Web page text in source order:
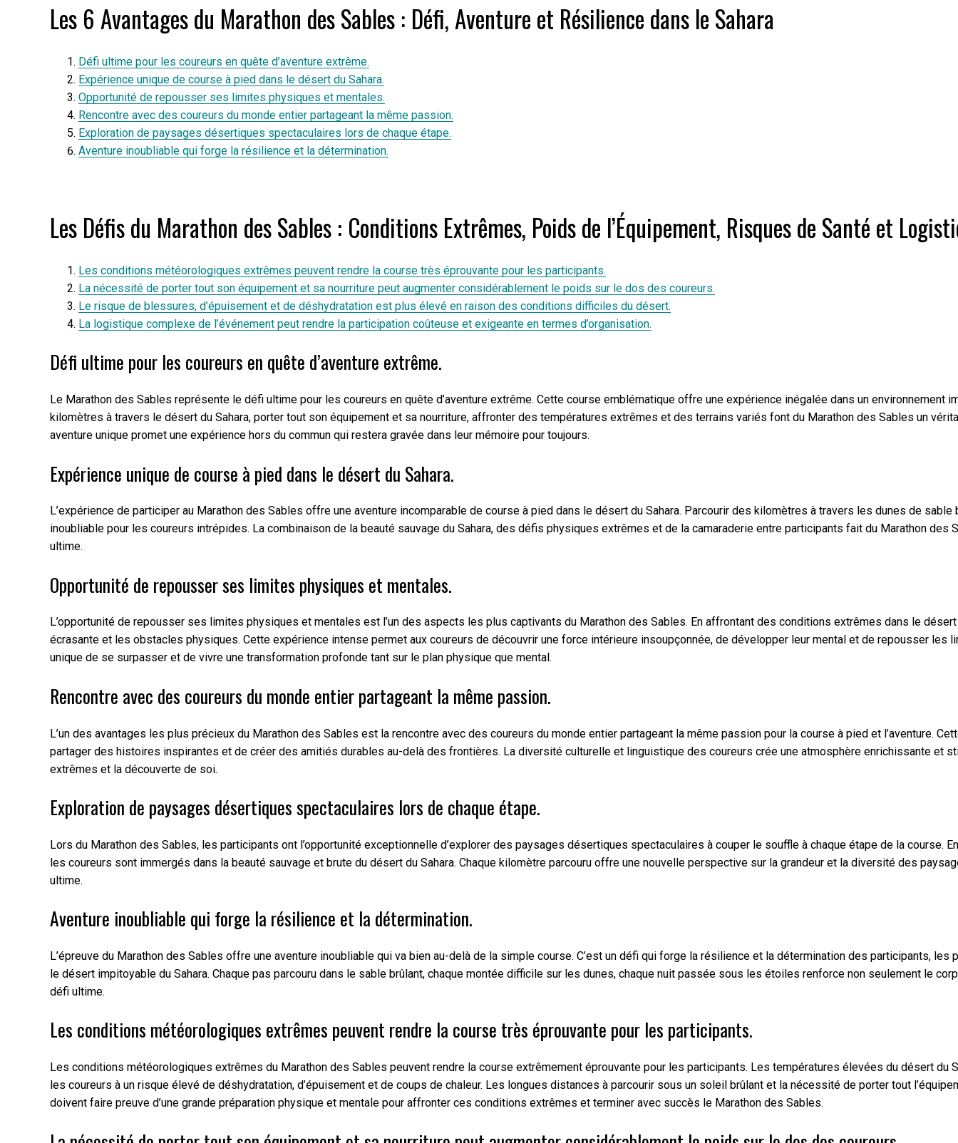
Les 6 Avantages du Marathon des Sables : Défi, Aventure et Résilience dans le Sahara
Défi ultime pour les coureurs en quête d’aventure extrême.
Expérience unique de course à pied dans le désert du Sahara.
Opportunité de repousser ses limites physiques et mentales.
Rencontre avec des coureurs du monde entier partageant la même passion.
Exploration de paysages désertiques spectaculaires lors de chaque étape.
Aventure inoubliable qui forge la résilience et la détermination.
Les Défis du Marathon des Sables : Conditions Extrêmes, Poids de l’Équipement, Risques de Santé et
Les conditions météorologiques extrêmes peuvent rendre la course très éprouvante pour les participants.
La nécessité de porter tout son équipement et sa nourriture peut augmenter considérablement le poids sur le dos des coureurs.
Le risque de blessures, d’épuisement et de déshydratation est plus élevé en raison des conditions difficiles du désert.
La logistique complexe de l’événement peut rendre la participation coûteuse et exigeante en termes d’organisation.
Défi ultime pour les coureurs en quête d’aventure extrême.
Le Marathon des Sables représente le défi ultime pour les coureurs en quête d’aventure extrême. Cette course emblématique offre une expérience inégalée dans un
kilomètres à travers le désert du Sahara, porter tout son équipement et sa nourriture, affronter des températures extrêmes et des terrains variés font du Marathon des Sables un
aventure unique promet une expérience hors du commun qui restera gravée dans leur mémoire pour toujours.
Expérience unique de course à pied dans le désert du Sahara.
L’expérience de participer au Marathon des Sables offre une aventure incomparable de course à pied dans le désert du Sahara. Parcourir des kilomètres à travers les dunes de
inoubliable pour les coureurs intrépides. La combinaison de la beauté sauvage du Sahara, des défis physiques extrêmes et de la camaraderie entre participants fait du Marathon
ultime.
Opportunité de repousser ses limites physiques et mentales.
L’opportunité de repousser ses limites physiques et mentales est l’un des aspects les plus captivants du Marathon des Sables. En affrontant des conditions extrêmes dans le
écrasante et les obstacles physiques. Cette expérience intense permet aux coureurs de découvrir une force intérieure insoupçonnée, de développer leur mental et de repousser
unique de se surpasser et de vivre une transformation profonde tant sur le plan physique que mental.
Rencontre avec des coureurs du monde entier partageant la même passion.
L’un des avantages les plus précieux du Marathon des Sables est la rencontre avec des coureurs du monde entier partageant la même passion pour la course à pied et
partager des histoires inspirantes et de créer des amitiés durables au-delà des frontières. La diversité culturelle et linguistique des coureurs crée une atmosphère enrichissante et
extrêmes et la découverte de soi.
Exploration de paysages désertiques spectaculaires lors de chaque étape.
Lors du Marathon des Sables, les participants ont l’opportunité exceptionnelle d’explorer des paysages désertiques spectaculaires à couper le souffle à chaque étape de la
les coureurs sont immergés dans la beauté sauvage et brute du désert du Sahara. Chaque kilomètre parcouru offre une nouvelle perspective sur la grandeur et la diversité des
ultime.
Aventure inoubliable qui forge la résilience et la détermination.
L’épreuve du Marathon des Sables offre une aventure inoubliable qui va bien au-delà de la simple course. C’est un défi qui forge la résilience et la détermination des participants,
le désert impitoyable du Sahara. Chaque pas parcouru dans le sable brûlant, chaque montée difficile sur les dunes, chaque nuit passée sous les étoiles renforce non seulement le
défi ultime.
Les conditions météorologiques extrêmes peuvent rendre la course très éprouvante pour les participants.
Les conditions météorologiques extrêmes du Marathon des Sables peuvent rendre la course extrêmement éprouvante pour les participants. Les températures élevées du désert
les coureurs à un risque élevé de déshydratation, d’épuisement et de coups de chaleur. Les longues distances à parcourir sous un soleil brûlant et la nécessité de porter tout
doivent faire preuve d’une grande préparation physique et mentale pour affronter ces conditions extrêmes et terminer avec succès le Marathon des Sables.